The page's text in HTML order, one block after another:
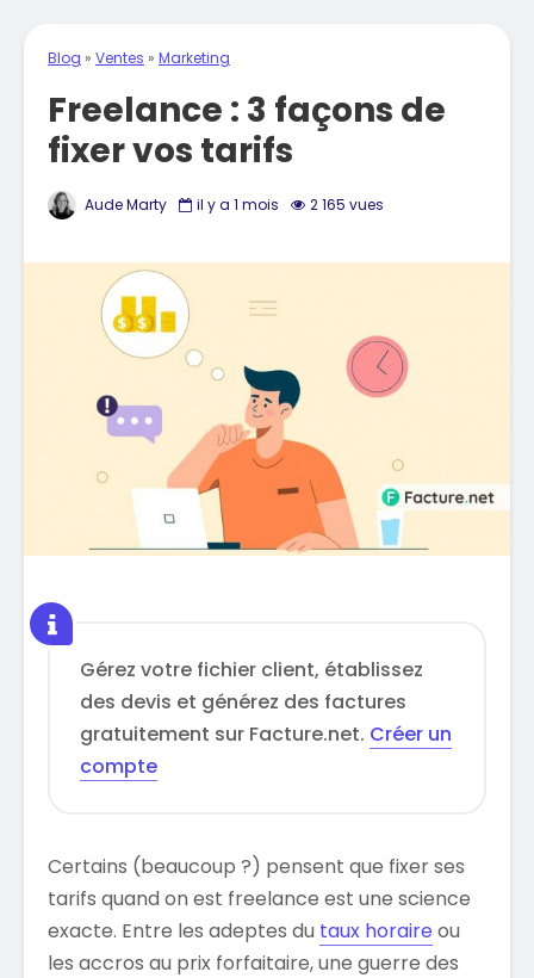
Blog » Ventes » Marketing
Freelance : 3 façons de
fixer vos tarifs
Aude Marty il y a 1 mois 2 165 vues
Gérez votre fichier client, établissez
des devis et générez des factures
gratuitement sur Facture.net. Créer un
compte
Certains (beaucoup ?) pensent que fixer ses
tarifs quand on est freelance est une science
exacte. Entre les adeptes du taux horaire ou
les accros au prix forfaitaire, une guerre des